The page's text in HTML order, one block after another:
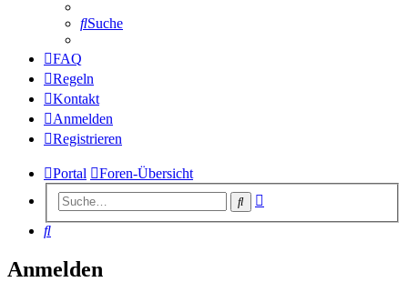
Suche
FAQ
Regeln
Kontakt
Anmelden
Registrieren
Portal Foren-Übersicht
Suche
Suche
Anmelden